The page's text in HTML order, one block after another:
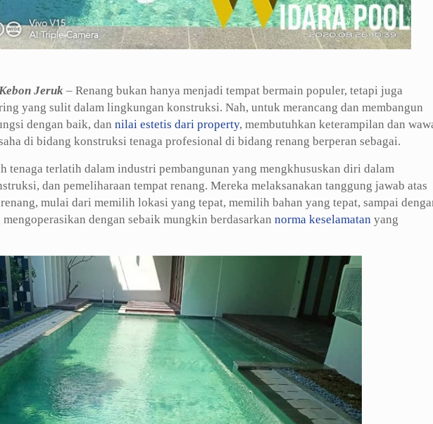
Jeruk– Renang bukan hanya menjadi tempat bermain populer, tetapi juga
yang sulit dalam lingkungan konstruksi. Nah, untuk merancang dan membangun
dengan baik, dan nilai estetis dari property, membutuhkan keterampilan dan
di bidang konstruksi tenaga profesional di bidang renang berperan sebagai.
tenaga terlatih dalam industri pembangunan yang mengkhususkan diri dalam
dan pemeliharaan tempat renang. Mereka melaksanakan tanggung jawab atas
mulai dari memilih lokasi yang tepat, memilih bahan yang tepat, sampai
dengan sebaik mungkin berdasarkan norma keselamatan yang